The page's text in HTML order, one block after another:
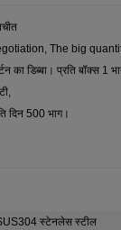
The big
का डिब्बा। प्रति बॉक्स 1
दिन 500 भाग।
स्टेनलेस स्टील